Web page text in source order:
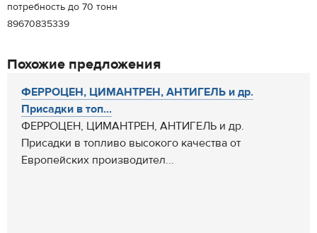
потребность до 70 тонн
89670835339
Похожие предложения
ФЕРРОЦЕН, ЦИМАНТРЕН, АНТИГЕЛЬ и др.
Присадки в топ...
ФЕРРОЦЕН, ЦИМАНТРЕН, АНТИГЕЛЬ и др.
Присадки в топливо высокого качества от
Европейских производител...